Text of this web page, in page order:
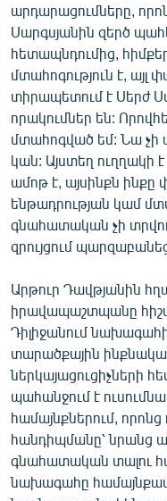
Հայերեն
English
Русский
ՀԵՏԵՎԵՔ ՄԵԶ
«Ազատության»
արդարացումները,
Սարգսյանին զերծ
հետապնդումից,
մտահոգություն է,
տիրապետում է Սերժ
որակումներ են:
մտահոգված եմ: Նա չի
կան: Այստեղ ուղղակի է
ամոթ է, այսինքն
ենթադրության կամ
գնահատական չի
զրույցում
Արթուր Դավթյանին
իրավապաշտպանը
Դիլիջանում
տարածքային
ներկայացուցիչների
պահանջում է
համայնքներում,
հանդիպմանը՝ նրանց
գնահատական տալու
նախագահը